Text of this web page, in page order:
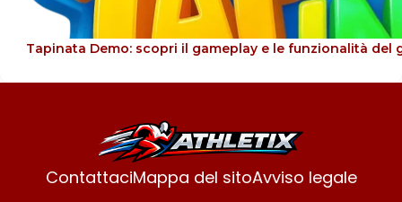
Tapinata Demo: scopri il gameplay e le funzionalità del
ContattaciMappa del sitoAvviso legale